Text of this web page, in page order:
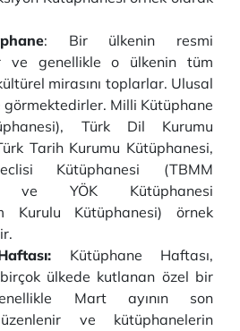
: Bir ülkenin resmi
ve genellikle o ülkenin tüm
mirasını toplarlar. Ulusal
Milli Kütüphane
Türk Dil Kurumu
Tarih Kurumu Kütüphanesi,
Kütüphanesi (TBMM
ve YÖK Kütüphanesi
Kurulu Kütüphanesi) örnek
Kütüphane Haftası,
ülkede kutlanan özel bir
Mart ayının son
ve kütüphanelerin